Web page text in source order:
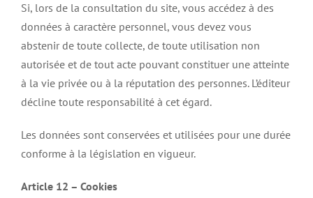
Si, lors de la consultation du site, vous accédez à des
données à caractère personnel, vous devez vous
abstenir de toute collecte, de toute utilisation non
autorisée et de tout acte pouvant constituer une atteinte
à la vie privée ou à la réputation des personnes. L’éditeur
décline toute responsabilité à cet égard.
Les données sont conservées et utilisées pour une durée
conforme à la législation en vigueur.
Article 12 – Cookies